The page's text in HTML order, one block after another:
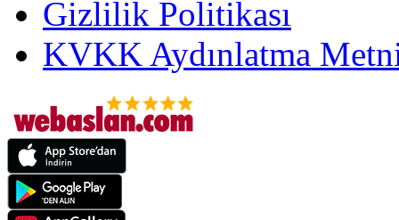
Gizlilik Politikası
KVKK Aydınlatma